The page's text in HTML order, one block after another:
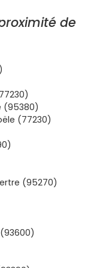
la tranquillité
et tu bénéficies
biennale,
d’aide comme le
parfois à une
décidée par la
ton financement. Si
portée par
Paris Nord 2,
ce qui ouvre des
pérenne ou
fiscaux en
de vie quotidienne:
sportives,
de télétravailler
tu sois
achat
un
de
(95380)
(77230)
(95270)